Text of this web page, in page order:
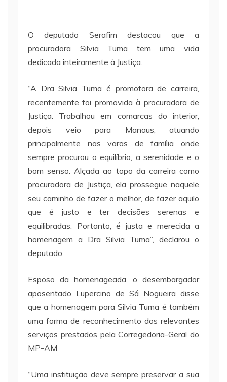
O deputado Serafim destacou que a
procuradora Silvia Tuma tem uma vida
dedicada inteiramente à Justiça.
“A Dra Silvia Tuma é promotora de carreira,
recentemente foi promovida à procuradora de
Justiça. Trabalhou em comarcas do interior,
depois veio para Manaus, atuando
principalmente nas varas de família onde
sempre procurou o equilíbrio, a serenidade e o
bom senso. Alçada ao topo da carreira como
procuradora de Justiça, ela prossegue naquele
seu caminho de fazer o melhor, de fazer aquilo
que é justo e ter decisões serenas e
equilibradas. Portanto, é justa e merecida a
homenagem a Dra Silvia Tuma”, declarou o
deputado.
Esposo da homenageada, o desembargador
aposentado Lupercino de Sá Nogueira disse
que a homenagem para Silvia Tuma é também
uma forma de reconhecimento dos relevantes
serviços prestados pela Corregedoria-Geral do
MP-AM.
“Uma instituição deve sempre preservar a sua